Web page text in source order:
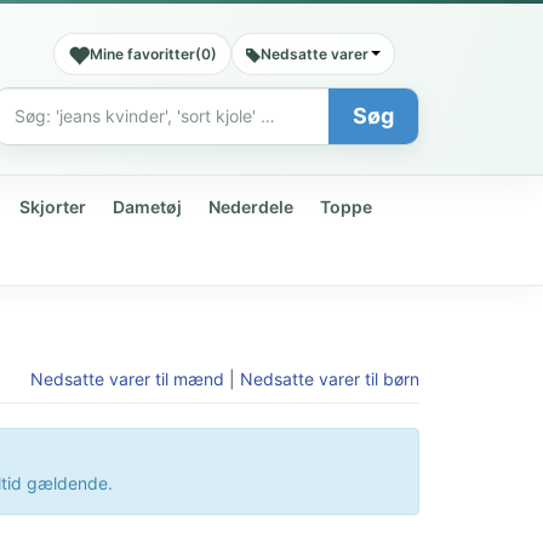
Mine favoritter(0) Nedsatte varer
Søg
Skjorter Dametøj Nederdele Toppe
Nedsatte varer til mænd Nedsatte varer til børn
gældende.